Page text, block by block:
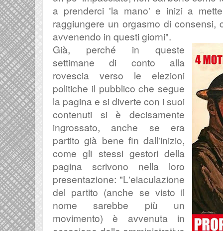
a prenderci 'la mano' e inizi a
raggiungere un orgasmo di
avvenendo in questi giorni".
Già, perché in queste
settimane di conto alla
rovescia verso le elezioni
politiche il pubblico che segue
la pagina e si diverte con i suoi
contenuti si è decisamente
ingrossato, anche se era
partito già bene fin dall'inizio,
come gli stessi gestori della
pagina scrivono nella loro
presentazione: "L'eiaculazione
del partito (anche se visto il
nome sarebbe più un
movimento) è avvenuta in